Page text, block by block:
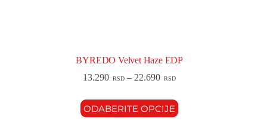
BYREDO Velvet Haze EDP
13.290 RSD – 22.690 RSD
ODABERITE OPCIJE